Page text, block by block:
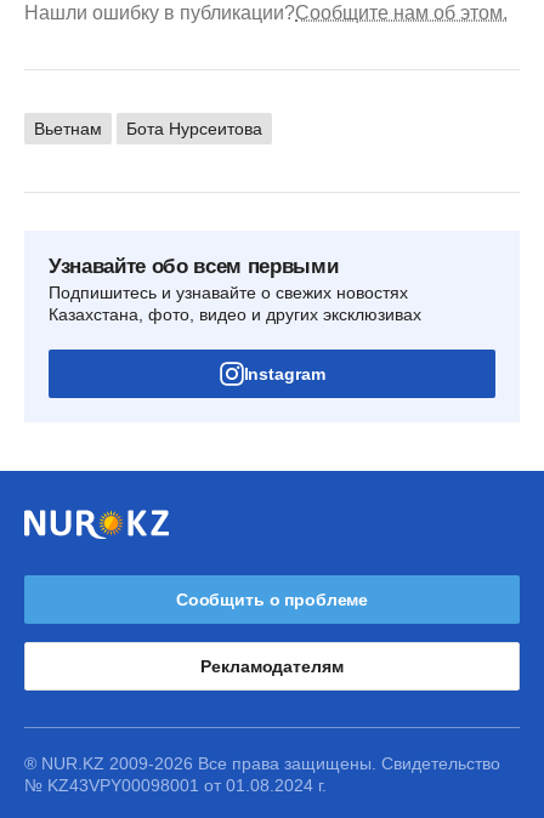
Нашли ошибку в публикации?Сообщите нам об этом.
Вьетнам Бота Нурсеитова
Узнавайте обо всем первыми
Подпишитесь и узнавайте о свежих новостях
Казахстана, фото, видео и других эксклюзивах
Instagram
Сообщить о проблеме
Рекламодателям
® NUR.KZ 2009-2026 Все права защищены. Свидетельство
№ KZ43VPY00098001 от 01.08.2024 г.